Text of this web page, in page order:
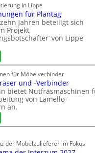
e
u
r
e
r
e
s
in Lippe
für Plantag
Jahren beteiligt sich
Projekt
von Lippe
für Möbelverbinder
und -Verbinder
bietet Nutfräsmaschinen
von Lamello-
an.
der Möbelzulieferer im Fokus